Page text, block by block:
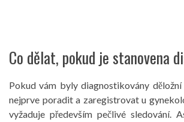
Co dělat, pokud je stanovena
Pokud vám byly diagnostikovány děložní
nejprve poradit a zaregistrovat u
vyžaduje především pečlivé sledování.